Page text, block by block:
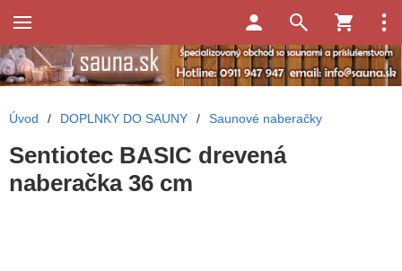
Úvod / DOPLNKY DO SAUNY / Saunové naberačky
Sentiotec BASIC drevená
naberačka 36 cm